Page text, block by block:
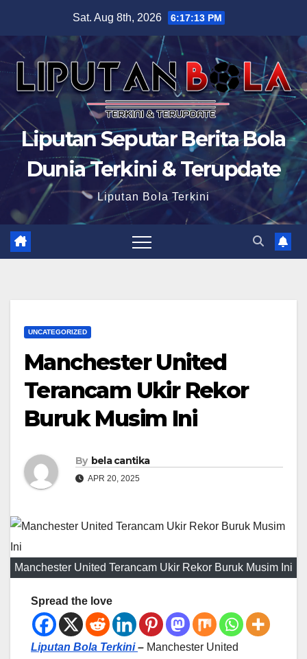
content
Sat. Aug 8th, 2026 6:17:14 PM
Liputan Seputar Berita Bola
Dunia Terkini & Terupdate
Liputan Bola Terkini
UNCATEGORIZED
Manchester United
Terancam Ukir Rekor
Buruk Musim Ini
By bela cantika
APR 20, 2025
Manchester United Terancam Ukir Rekor Buruk Musim Ini
Spread the love
Liputan Bola Terkini– Manchester United